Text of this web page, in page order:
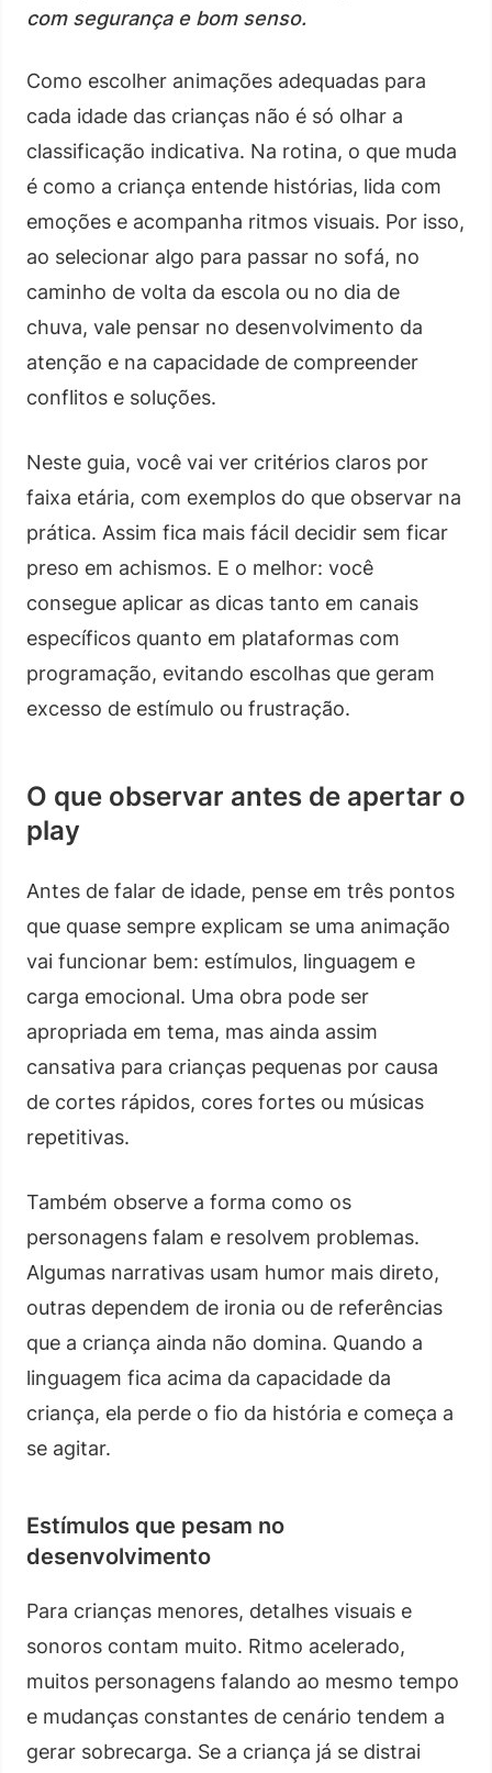
com segurança e bom senso.
Como escolher animações adequadas para
cada idade das crianças não é só olhar a
classificação indicativa. Na rotina, o que muda
é como a criança entende histórias, lida com
emoções e acompanha ritmos visuais. Por isso,
ao selecionar algo para passar no sofá, no
caminho de volta da escola ou no dia de
chuva, vale pensar no desenvolvimento da
atenção e na capacidade de compreender
conflitos e soluções.
Neste guia, você vai ver critérios claros por
faixa etária, com exemplos do que observar na
prática. Assim fica mais fácil decidir sem ficar
preso em achismos. E o melhor: você
consegue aplicar as dicas tanto em canais
específicos quanto em plataformas com
programação, evitando escolhas que geram
excesso de estímulo ou frustração.
O que observar antes de apertar o
play
Antes de falar de idade, pense em três pontos
que quase sempre explicam se uma animação
vai funcionar bem: estímulos, linguagem e
carga emocional. Uma obra pode ser
apropriada em tema, mas ainda assim
cansativa para crianças pequenas por causa
de cortes rápidos, cores fortes ou músicas
repetitivas.
Também observe a forma como os
personagens falam e resolvem problemas.
Algumas narrativas usam humor mais direto,
outras dependem de ironia ou de referências
que a criança ainda não domina. Quando a
linguagem fica acima da capacidade da
criança, ela perde o fio da história e começa a
se agitar.
Estímulos que pesam no
desenvolvimento
Para crianças menores, detalhes visuais e
sonoros contam muito. Ritmo acelerado,
muitos personagens falando ao mesmo tempo
e mudanças constantes de cenário tendem a
gerar sobrecarga. Se a criança já se distrai